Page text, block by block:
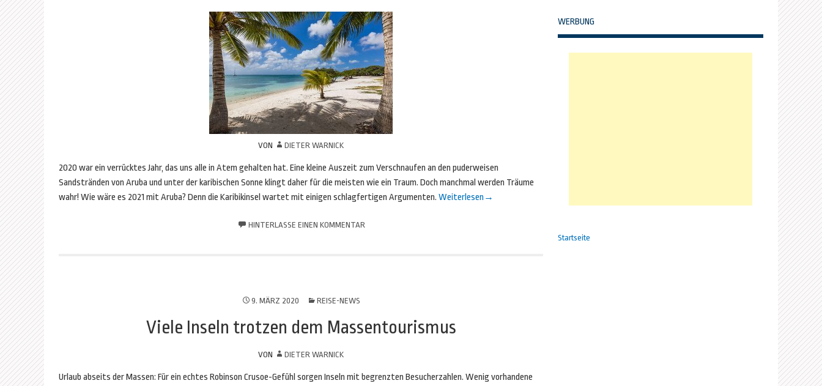
VON DIETER WARNICK
2020 war ein verrücktes Jahr, das uns alle in Atem gehalten hat. Eine kleine Auszeit zum Verschnaufen an den puderweisen
Sandstränden von Aruba und unter der karibischen Sonne klingt daher für die meisten wie ein Traum. Doch manchmal werden Träume
wahr! Wie wäre es 2021 mit Aruba? Denn die Karibikinsel wartet mit einigen schlagfertigen Argumenten. Weiterlesen →
HINTERLASSE EINEN KOMMENTAR
9. MÄRZ 2020 REISE-NEWS
Viele Inseln trotzen dem Massentourismus
VON DIETER WARNICK
Urlaub abseits der Massen: Für ein echtes Robinson Crusoe-Gefühl sorgen Inseln mit begrenzten Besucherzahlen. Wenig vorhandene
WERBUNG
Startseite